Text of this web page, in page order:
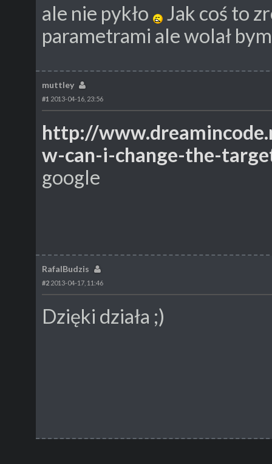
ale nie pykło
Jak coś to
parametrami ale wolał
muttley
#1 2013-04-16, 23:56
http://
w-can-i-change-the-
google
RafalBudzis
#2 2013-04-17, 11:46
Dzięki działa ;)